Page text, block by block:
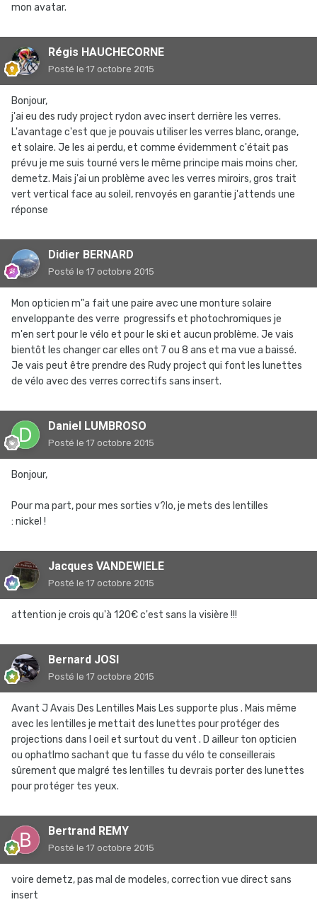
mon avatar.
Régis HAUCHECORNE
Posté le 17 octobre 2015
Bonjour,
j'ai eu des rudy project rydon avec insert derrière les verres.
L'avantage c'est que je pouvais utiliser les verres blanc, orange,
et solaire. Je les ai perdu, et comme évidemment c'était pas
prévu je me suis tourné vers le même principe mais moins cher,
demetz. Mais j'ai un problème avec les verres miroirs, gros trait
vert vertical face au soleil, renvoyés en garantie j'attends une
réponse
Didier BERNARD
Posté le 17 octobre 2015
Mon opticien m"a fait une paire avec une monture solaire
enveloppante des verre progressifs et photochromiques je
m'en sert pour le vélo et pour le ski et aucun problème. Je vais
bientôt les changer car elles ont 7 ou 8 ans et ma vue a baissé.
Je vais peut être prendre des Rudy project qui font les lunettes
de vélo avec des verres correctifs sans insert.
Daniel LUMBROSO
Posté le 17 octobre 2015
Bonjour,
Pour ma part, pour mes sorties v?lo, je mets des lentilles
: nickel !
Jacques VANDEWIELE
Posté le 17 octobre 2015
attention je crois qu'à 120€ c'est sans la visière !!!
Bernard JOSI
Posté le 17 octobre 2015
Avant J Avais Des Lentilles Mais Les supporte plus . Mais même
avec les lentilles je mettait des lunettes pour protéger des
projections dans l oeil et surtout du vent . D ailleur ton opticien
ou ophatlmo sachant que tu fasse du vélo te conseillerais
sûrement que malgré tes lentilles tu devrais porter des lunettes
pour protéger tes yeux.
Bertrand REMY
Posté le 17 octobre 2015
voire demetz, pas mal de modeles, correction vue direct sans
insert